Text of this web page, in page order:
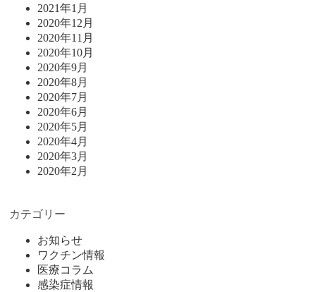
2021年1月
2020年12月
2020年11月
2020年10月
2020年9月
2020年8月
2020年7月
2020年6月
2020年5月
2020年4月
2020年3月
2020年2月
カテゴリー
お知らせ
ワクチン情報
医療コラム
感染症情報